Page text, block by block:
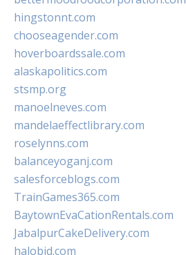
hingstonnt.com
chooseagender.com
hoverboardssale.com
alaskapolitics.com
stsmp.org
manoelneves.com
mandelaeffectlibrary.com
roselynns.com
balanceyoganj.com
salesforceblogs.com
TrainGames365.com
BaytownEvaCationRentals.com
JabalpurCakeDelivery.com
halobjd.com